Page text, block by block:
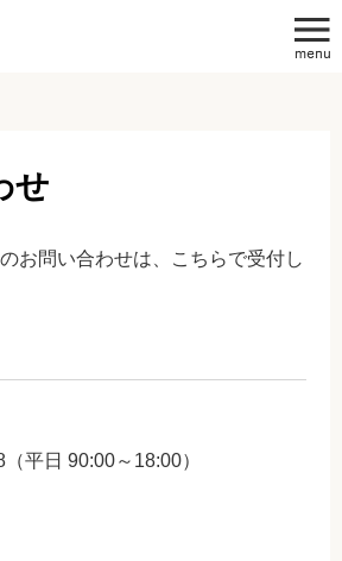
せ
お問い合わせは、こちらで受付し
平日 90:00～18:00）